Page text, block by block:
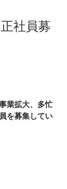
社員募
業拡大、多忙
を募集してい